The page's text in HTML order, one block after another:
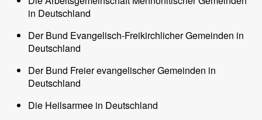
in Deutschland
Der Bund Evangelisch-Freikirchlicher Gemeinden in
Deutschland
Der Bund Freier evangelischer Gemeinden in
Deutschland
Die Heilsarmee in Deutschland